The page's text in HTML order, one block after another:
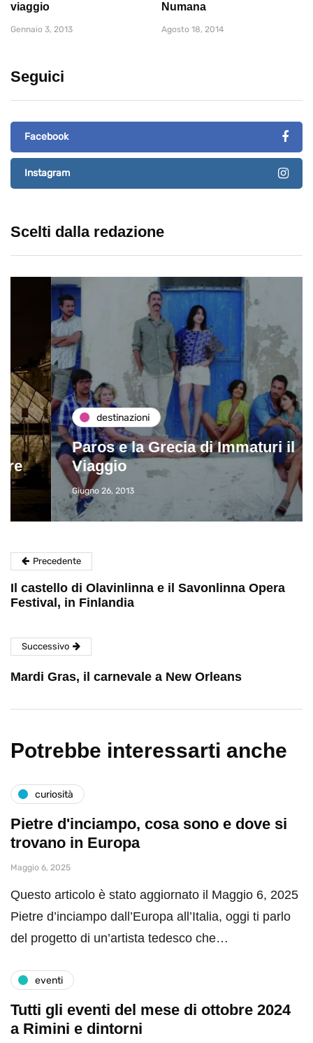
viaggio
Gennaio 3, 2013
Numana
Agosto 18, 2014
Seguici
Facebook
Instagram
Scelti dalla redazione
destinazioni
Paros e la Grecia di Immaturi il
Viaggio
Giugno 26, 2013
Precedente
Il castello di Olavinlinna e il Savonlinna Opera
Festival, in Finlandia
Successivo
Mardi Gras, il carnevale a New Orleans
Potrebbe interessarti anche
curiosità
Pietre d'inciampo, cosa sono e dove si
trovano in Europa
Maggio 6, 2025
Questo articolo è stato aggiornato il Maggio 6, 2025
Pietre d’inciampo dall’Europa all’Italia, oggi ti parlo
del progetto di un’artista tedesco che…
eventi
Tutti gli eventi del mese di ottobre 2024
a Rimini e dintorni